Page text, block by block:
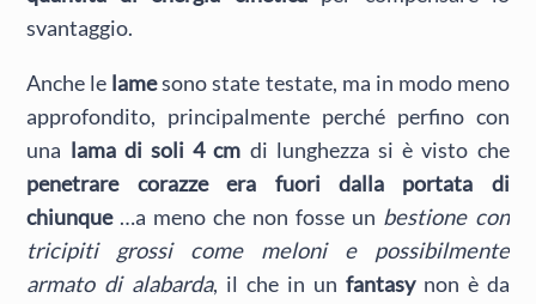
svantaggio.
Anche le lamesono state testate, ma in modo meno
approfondito, principalmente perché perfino con
una lama di soli 4 cm di lunghezza si è visto che
penetrare corazze era fuori dalla portata di
chiunque…a meno che non fosse un bestione con
tricipiti grossi come meloni e possibilmente
armato di alabarda, il che in un fantasynon è da